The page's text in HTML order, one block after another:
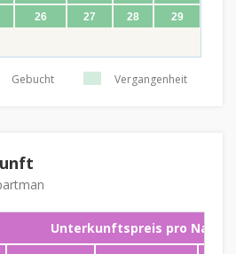
26 27 28
29
Gebucht Vergangenheit
Unterkunftspreis pro Nacht